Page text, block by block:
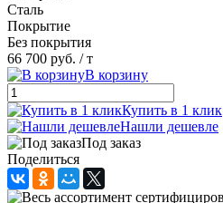
Сталь
Покрытие
Без покрытия
66 700 руб. / т
В корзину
Купить в 1 клик
Нашли дешевле
Под заказ
Поделиться